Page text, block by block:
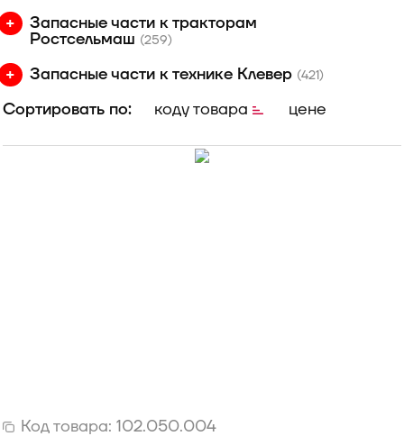
Запасные части к тракторам
Ростсельмаш (259)
Запасные части к технике Клевер (421)
Сортировать по: коду товара цене
Код товара: 102.050.004